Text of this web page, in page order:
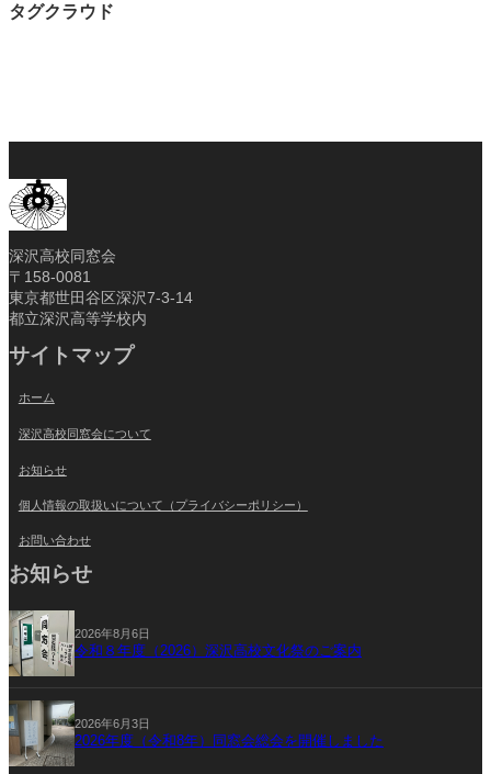
タグクラウド
深沢高校同窓会
〒158-0081
東京都世田谷区深沢7-3-14
都立深沢高等学校内
サイトマップ
ホーム
深沢高校同窓会について
お知らせ
個人情報の取扱いについて（プライバシーポリシー）
お問い合わせ
お知らせ
2026年8月6日
令和８年度（2026）深沢高校文化祭のご案内
2026年6月3日
2026年度（令和8年）同窓会総会を開催しました